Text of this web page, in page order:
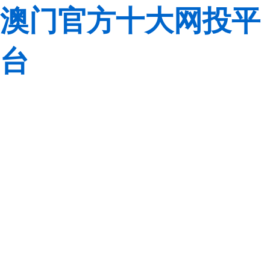
澳门官方十大网投平
台